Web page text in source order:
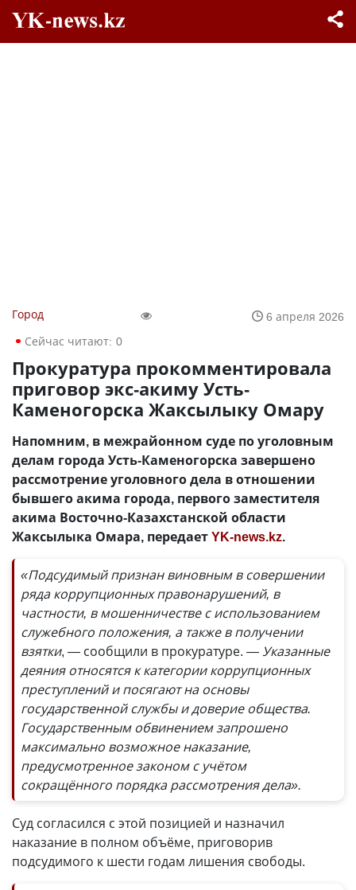
Город
6 апреля 2026
Сейчас читают: 0
Прокуратура прокомментировала
приговор экс-акиму Усть-
Каменогорска Жаксылыку Омару
Напомним, в межрайонном суде по уголовным
делам города Усть-Каменогорска завершено
рассмотрение уголовного дела в отношении
бывшего акима города, первого заместителя
акима Восточно-Казахстанской области
Жаксылыка Омара, передаетYK-news.kz.
«Подсудимый признан виновным в совершении
ряда коррупционных правонарушений, в
частности, в мошенничестве с использованием
служебного положения, а также в получении
взятки, — сообщили в прокуратуре. — Указанные
деяния относятся к категории коррупционных
преступлений и посягают на основы
государственной службы и доверие общества.
Государственным обвинением запрошено
максимально возможное наказание,
предусмотренное законом с учётом
сокращённого порядка рассмотрения дела».
Суд согласился с этой позицией и назначил
наказание в полном объёме, приговорив
подсудимого к шести годам лишения свободы.